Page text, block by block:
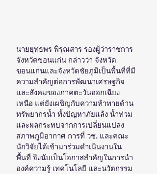
นายยุทธพร พิรุณสาร รองผู้ว่าราชการ
จังหวัดขอนแก่น กล่าวว่า จังหวัด
ขอนแก่นและจังหวัดชัยภูมิเป็นพื้นที่ที่มี
ความสำคัญต่อการพัฒนาเศรษฐกิจ
และสังคมของภาคตะวันออกเฉียง
เหนือ แต่ยังเผชิญกับความท้าทายด้าน
ทรัพยากรน้ำ ทั้งปัญหาภัยแล้ง น้ำท่วม
และผลกระทบจากการเปลี่ยนแปลง
สภาพภูมิอากาศ การที่ วช. และคณะ
นักวิจัยได้เข้ามาร่วมดำเนินงานใน
พื้นที่ จึงนับเป็นโอกาสสำคัญในการนำ
องค์ความรู้ เทคโนโลยี และนวัตกรรม